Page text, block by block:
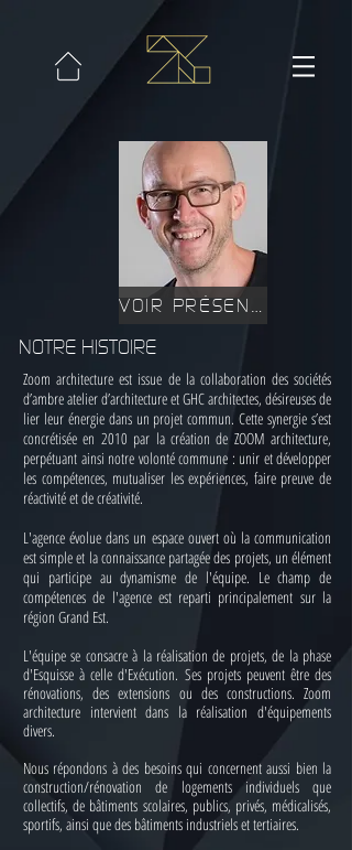
VOIR PRÉSENTATION
NOTRE HISTOIRE
Zoom architecture est issue de la collaboration des sociétés
d’ambre atelier d’architecture et GHC architectes, désireuses de
lier leur énergie dans un projet commun. Cette synergie s’est
concrétisée en 2010 par la création de ZOOM architecture,
perpétuant ainsi notre volonté commune : unir et développer
les compétences, mutualiser les expériences, faire preuve de
réactivité et de créativité.
L'agence évolue dans un espace ouvert où la communication
est simple et la connaissance partagée des projets, un élément
qui participe au dynamisme de l'équipe. Le champ de
compétences de l'agence est reparti principalement sur la
région Grand Est.
L'équipe se consacre à la réalisation de projets, de la phase
d'Esquisse à celle d'Exécution. Ses projets peuvent être des
rénovations, des extensions ou des constructions. Zoom
architecture intervient dans la réalisation d'équipements
divers.
Nous répondons à des besoins qui concernent aussi bien la
construction/rénovation de logements individuels que
collectifs, de bâtiments scolaires, publics, privés, médicalisés,
sportifs, ainsi que des bâtiments industriels et tertiaires.